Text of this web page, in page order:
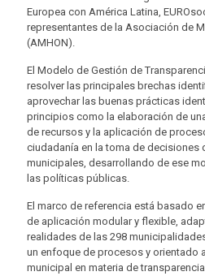
Europea con América Latina,
representantes de la Asociación de
(AMHON).
El Modelo de Gestión de
resolver las principales brechas
aprovechar las buenas prácticas
principios como la elaboración de
de recursos y la aplicación de
ciudadanía en la toma de decisiones
municipales, desarrollando de ese
las políticas públicas.
El marco de referencia está basado
de aplicación modular y flexible,
realidades de las 298
un enfoque de procesos y orientado
municipal en materia de